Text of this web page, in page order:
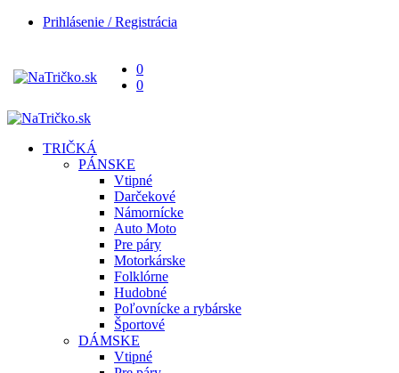
Prihlásenie / Registrácia
0
0
TRIČKÁ
PÁNSKE
Vtipné
Darčekové
Námornícke
Auto Moto
Pre páry
Motorkárske
Folklórne
Hudobné
Poľovnícke a rybárske
Športové
DÁMSKE
Vtipné